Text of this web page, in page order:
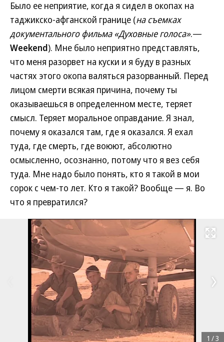
Было ее неприятие, когда я сидел в окопах на
таджикско-афганской границе (на съемках
документального фильма «Духовные голоса».—
Weekend). Мне было неприятно представлять,
что меня разорвет на куски и я буду в разных
частях этого окопа валяться разорванный. Перед
лицом смерти всякая причина, почему ты
оказываешься в определенном месте, теряет
смысл. Теряет моральное оправдание. Я знал,
почему я оказался там, где я оказался. Я ехал
туда, где смерть, где воюют, абсолютно
осмысленно, осознанно, потому что я вез себя
туда. Мне надо было понять, кто я такой в мои
сорок с чем-то лет. Кто я такой? Вообще — я. Во
что я превратился?
Развернуть
1 /3